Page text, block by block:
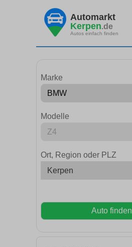
Automarkt
Kerpen.de
Autos einfach finden
Marke
Modelle
Ort, Region oder PLZ
Auto finden